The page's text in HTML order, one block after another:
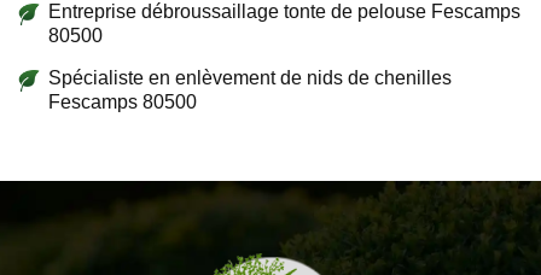
Entreprise débroussaillage tonte de pelouse Fescamps
80500
Spécialiste en enlèvement de nids de chenilles
Fescamps 80500